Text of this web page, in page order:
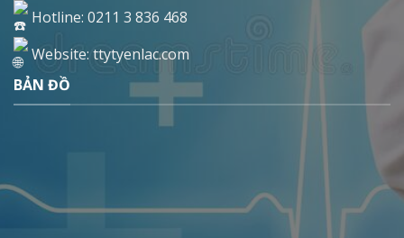
Hotline: 0211 3 836 468
Website: ttytyenlac.com
BẢN ĐỒ